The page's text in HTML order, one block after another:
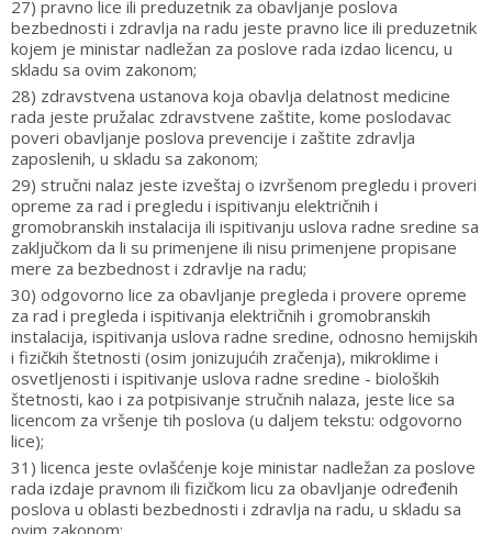
27) pravno lice ili preduzetnik za obavljanje poslova
bezbednosti i zdravlja na radu jeste pravno lice ili preduzetnik
kojem je ministar nadležan za poslove rada izdao licencu, u
skladu sa ovim zakonom;
28) zdravstvena ustanova koja obavlja delatnost medicine
rada jeste pružalac zdravstvene zaštite, kome poslodavac
poveri obavljanje poslova prevencije i zaštite zdravlja
zaposlenih, u skladu sa zakonom;
29) stručni nalaz jeste izveštaj o izvršenom pregledu i proveri
opreme za rad i pregledu i ispitivanju električnih i
gromobranskih instalacija ili ispitivanju uslova radne sredine sa
zaključkom da li su primenjene ili nisu primenjene propisane
mere za bezbednost i zdravlje na radu;
30) odgovorno lice za obavljanje pregleda i provere opreme
za rad i pregleda i ispitivanja električnih i gromobranskih
instalacija, ispitivanja uslova radne sredine, odnosno hemijskih
i fizičkih štetnosti (osim jonizujućih zračenja), mikroklime i
osvetljenosti i ispitivanje uslova radne sredine - bioloških
štetnosti, kao i za potpisivanje stručnih nalaza, jeste lice sa
licencom za vršenje tih poslova (u daljem tekstu: odgovorno
lice);
31) licenca jeste ovlašćenje koje ministar nadležan za poslove
rada izdaje pravnom ili fizičkom licu za obavljanje određenih
poslova u oblasti bezbednosti i zdravlja na radu, u skladu sa
ovim zakonom;